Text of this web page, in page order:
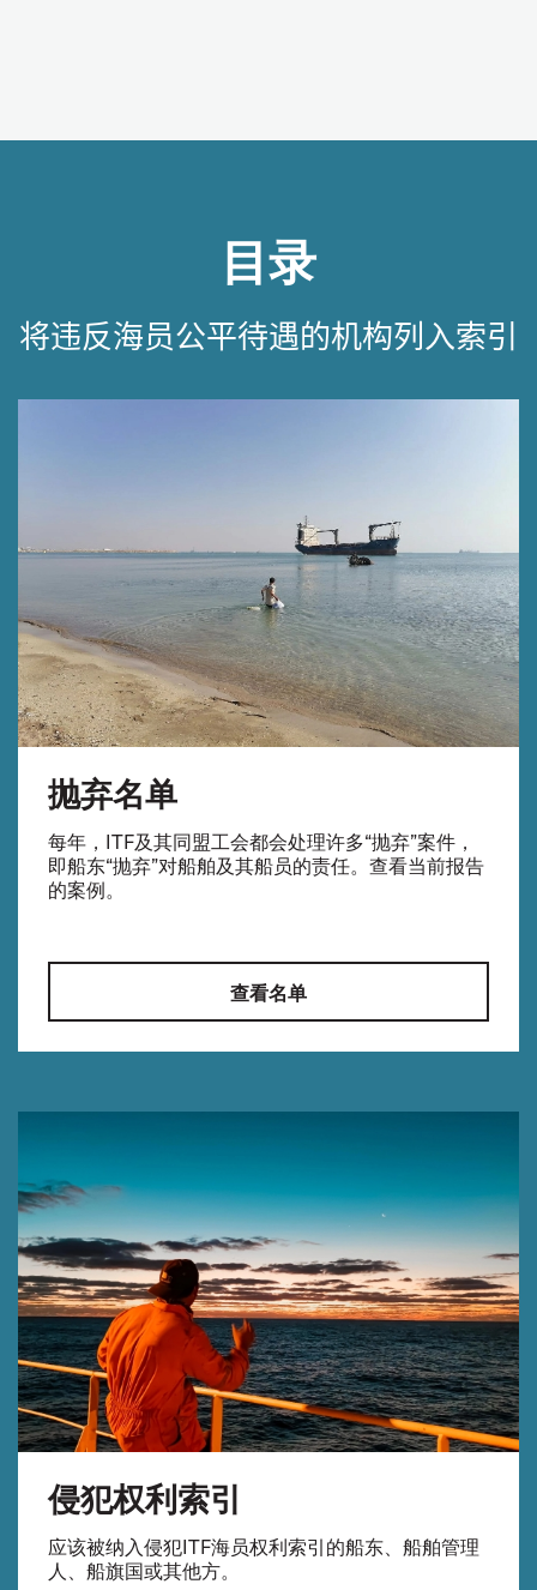
目录
将违反海员公平待遇的机构列入索引
抛弃名单
每年，ITF及其同盟工会都会处理许多“抛弃”案件，
即船东“抛弃”对船舶及其船员的责任。查看当前报告
的案例。
查看名单
侵犯权利索引
应该被纳入侵犯ITF海员权利索引的船东、船舶管理
人、船旗国或其他方。